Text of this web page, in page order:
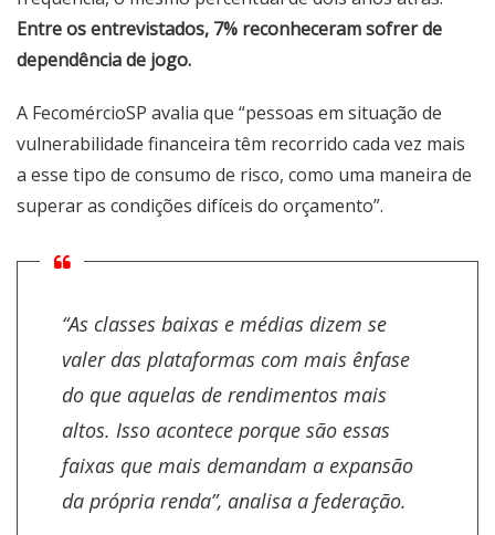
Entre os entrevistados, 7% reconheceram sofrer de
dependência de jogo.
A FecomércioSP avalia que “pessoas em situação de
vulnerabilidade financeira têm recorrido cada vez mais
a esse tipo de consumo de risco, como uma maneira de
superar as condições difíceis do orçamento”.
“As classes baixas e médias dizem se
valer das plataformas com mais ênfase
do que aquelas de rendimentos mais
altos. Isso acontece porque são essas
faixas que mais demandam a expansão
da própria renda”, analisa a federação.